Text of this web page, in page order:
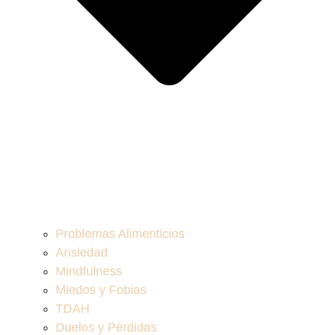
Problemas Alimenticios
Ansiedad
Mindfulness
Miedos y Fobias
TDAH
Duelos y Pérdidas